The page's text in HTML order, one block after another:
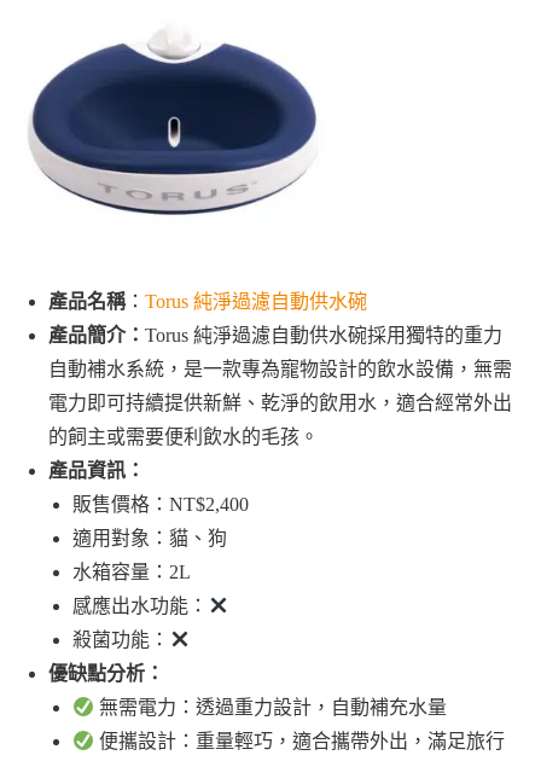
產品名稱： Torus 純淨過濾自動供水碗
產品簡介： Torus 純淨過濾自動供水碗採用獨特的重力
自動補水系統，是一款專為寵物設計的飲水設備，無需
電力即可持續提供新鮮、乾淨的飲用水，適合經常外出
的飼主或需要便利飲水的毛孩。
產品資訊：
販售價格：NT$2,400
適用對象：貓、狗
水箱容量：2L
感應出水功能：
殺菌功能：
優缺點分析：
無需電力：透過重力設計，自動補充水量
便攜設計：重量輕巧，適合攜帶外出，滿足旅行